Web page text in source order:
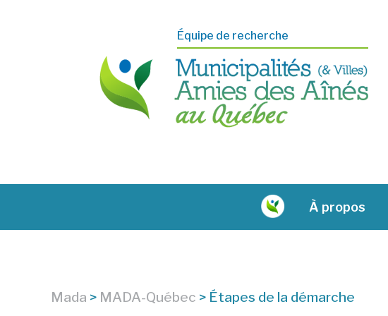
Équipe de recherche
À propos
Mada > MADA-Québec > Étapes de la démarche